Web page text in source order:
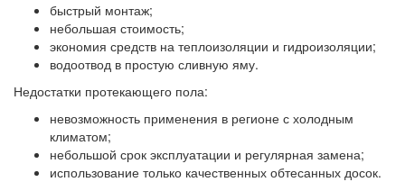
быстрый монтаж;
небольшая стоимость;
экономия средств на теплоизоляции и гидроизоляции;
водоотвод в простую сливную яму.
Недостатки протекающего пола:
невозможность применения в регионе с холодным
климатом;
небольшой срок эксплуатации и регулярная замена;
использование только качественных обтесанных досок.